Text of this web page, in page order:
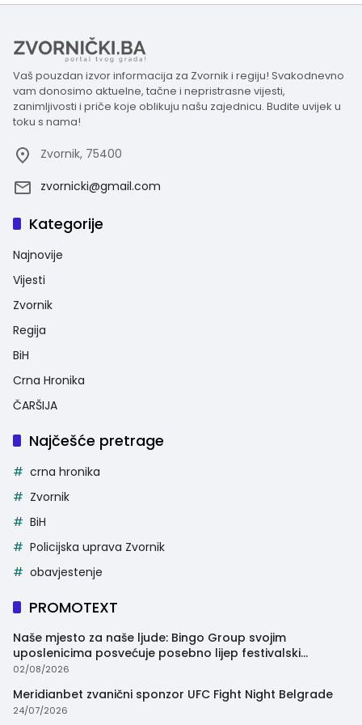
Vaš pouzdan izvor informacija za Zvornik i regiju! Svakodnevno
vam donosimo aktuelne, tačne i nepristrasne vijesti,
zanimljivosti i priče koje oblikuju našu zajednicu. Budite uvijek u
toku s nama!
Zvornik, 75400
zvornicki@gmail.com
Kategorije
Najnovije
Vijesti
Zvornik
Regija
BiH
Crna Hronika
ČARŠIJA
Najčešće pretrage
crna hronika
Zvornik
BiH
Policijska uprava Zvornik
obavjestenje
PROMOTEXT
Naše mjesto za naše ljude: Bingo Group svojim
uposlenicima posvećuje posebno lijep festivalski
trenutak
02/08/2026
Meridianbet zvanični sponzor UFC Fight Night Belgrade
24/07/2026